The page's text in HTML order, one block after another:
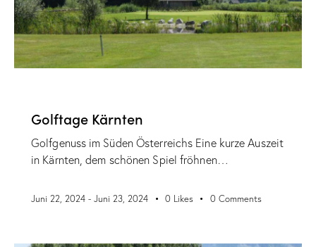
Golftage Kärnten
Golfgenuss im Süden Österreichs Eine kurze Auszeit
in Kärnten, dem schönen Spiel fröhnen…
Juni 22, 2024 - Juni 23, 2024 0 Likes 0 Comments